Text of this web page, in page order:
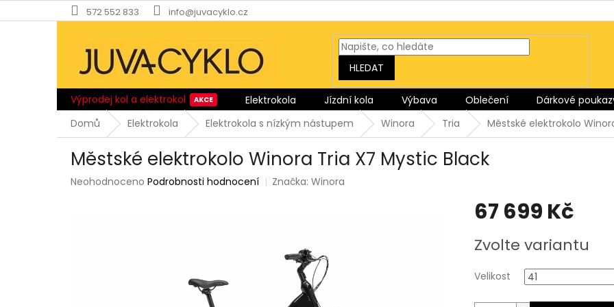
na
572 552 833 info@juvacyklo.cz
HLEDAT
Výprodej kol a elektrokol Elektrokola Jízdní kola Výbava Oblečení Dárkové
Domů
Elektrokola Elektrokola s nízkým nástupem Winora Tria Městské elektrokolo
Městské elektrokolo Winora Tria X7 Mystic Black
Průměrné
Neohodnoceno Podrobnosti hodnocení Značka:Winora
67 699 Kč
cena:
Zvolte variantu
Velikost